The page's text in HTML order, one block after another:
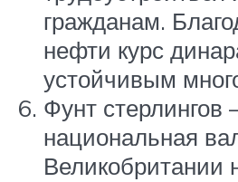
гражданам.
нефти курс
устойчивым
Фунт стерлингов
национальная
Великобритании